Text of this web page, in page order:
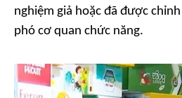
nghiệm giả hoặc đã được
phó cơ quan chức năng.